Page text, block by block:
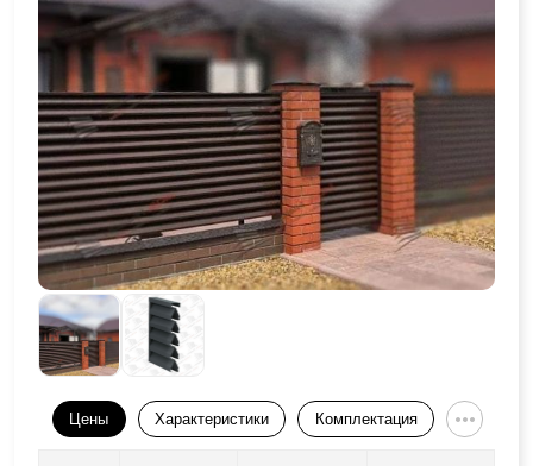
Цены Характеристики Комплектация